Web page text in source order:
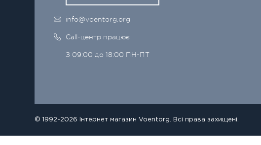
info@voentorg.org
Call-центр працює
З 09:00 до 18:00 ПН-ПТ
© 1992-2026 Інтернет магазин Voentorg. Всі права захищені.